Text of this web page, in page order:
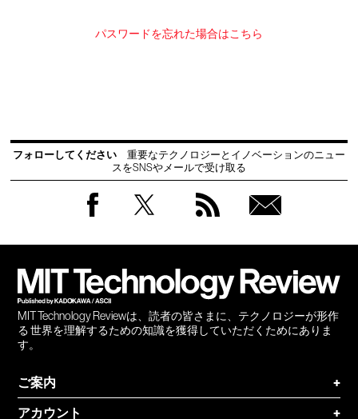
パスワードを忘れた場合はこちら
フォローしてください
重要なテクノロジーとイノベーションのニュー
スをSNSやメールで受け取る
MIT Technology Reviewは、読者の皆さまに、テクノロジーが形作
る 世界を理解するための知識を獲得していただくためにありま
す。
ご案内
+
アカウント
+